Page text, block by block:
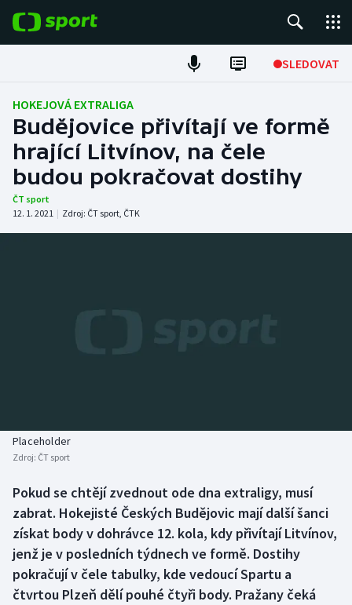
SLEDOVAT
Fotbal
Hokej
Tenis
Atletika
Biatlon
Box
Curling
Dostihy
Aplikace ČT sport
HOKEJOVÁ EXTRALIGA
Budějovice přivítají ve formě
hrající Litvínov, na čele
budou pokračovat dostihy
ČT sport
12. 1. 2021 | Zdroj: ČT sport, ČTK
Placeholder
Zdroj: ČT sport
Pokud se chtějí zvednout ode dna extraligy, musí
zabrat. Hokejisté Českých Budějovic mají další šanci
získat body v dohrávce 12. kola, kdy přivítají Litvínov,
jenž je v posledních týdnech ve formě. Dostihy
pokračují v čele tabulky, kde vedoucí Spartu a
čtvrtou Plzeň dělí pouhé čtyři body. Pražany čeká